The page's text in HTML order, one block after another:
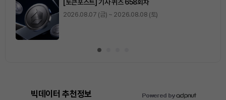
[토큰포스트] 기사 퀴즈 658회차
2026.08.07 (금) ~ 2026.08.08 (토)
빅데이터 추천정보